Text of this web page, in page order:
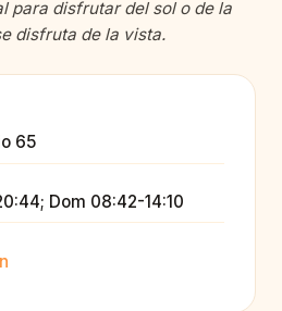
para disfrutar del sol o de la
disfruta de la vista.
65
Dom 08:42-14:10